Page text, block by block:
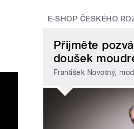
E-SHOP ČESKÉHO
Přijměte
doušek
František Novotný,